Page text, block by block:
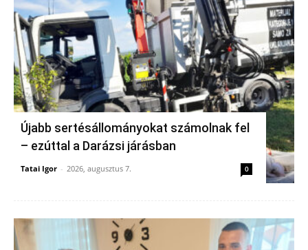
Újabb sertésállományokat számolnak fel
– ezúttal a Darázsi járásban
Tatai Igor - 2026, augusztus 7. 0